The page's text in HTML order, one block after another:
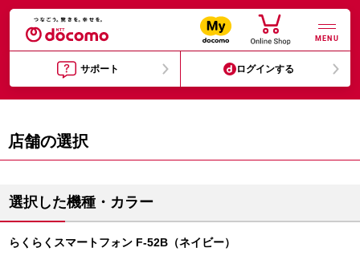
MENU
サポート ログインする
店舗の選択
選択した機種・カラー
らくらくスマートフォン F-52B（ネイビー）